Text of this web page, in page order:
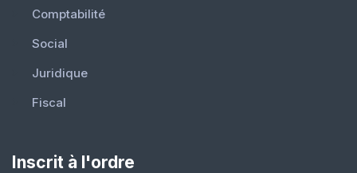
Comptabilité
Social
Juridique
Fiscal
Inscrit à l'ordre